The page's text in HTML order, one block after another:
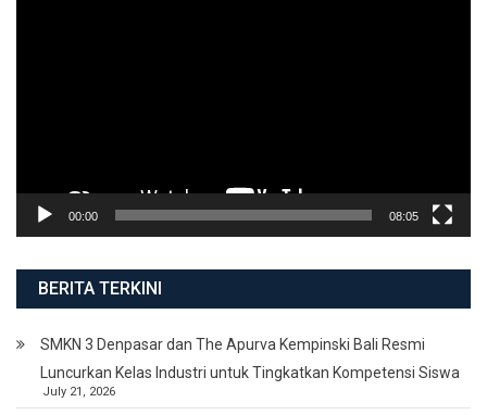
00:00 08:05
BERITA TERKINI
SMKN 3 Denpasar dan The Apurva Kempinski Bali Resmi
Luncurkan Kelas Industri untuk Tingkatkan Kompetensi Siswa
July 21, 2026